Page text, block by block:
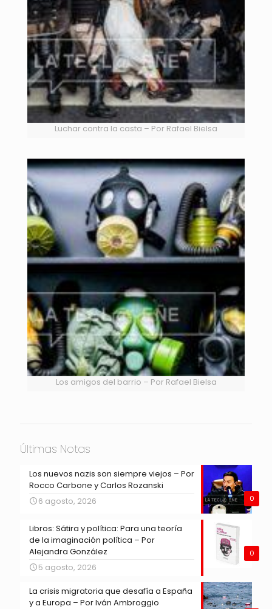
Luchar contra la casta – Por Rafael Bielsa
Los amigos del barrio – Por Rafael Bielsa
Últimas Notas
0
Los nuevos nazis son siempre viejos – Por
Rocco Carbone y Carlos Rozanski
6 agosto, 2026
0
Libros: Sátira y política: Para una teoría
de la imaginación política – Por
Alejandra González
5 agosto, 2026
La crisis migratoria que desafía a España
y a Europa – Por Iván Ambroggio